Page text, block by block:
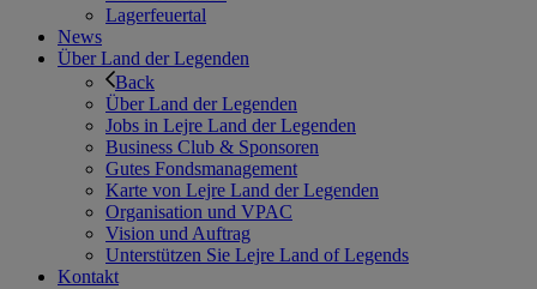
Lagerfeuertal
News
Über Land der Legenden
Back
Über Land der Legenden
Jobs in Lejre Land der Legenden
Business Club & Sponsoren
Gutes Fondsmanagement
Karte von Lejre Land der Legenden
Organisation und VPAC
Vision und Auftrag
Unterstützen Sie Lejre Land of Legends
Kontakt